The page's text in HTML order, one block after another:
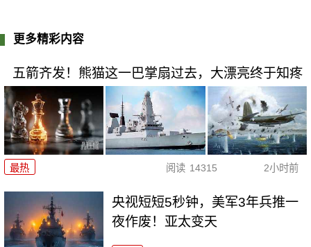
更多精彩内容
五箭齐发！熊猫这一巴掌扇过去，大漂亮终于知疼
最热 阅读 14315 2小时前
央视短短5秒钟，美军3年兵推一
夜作废！亚太变天